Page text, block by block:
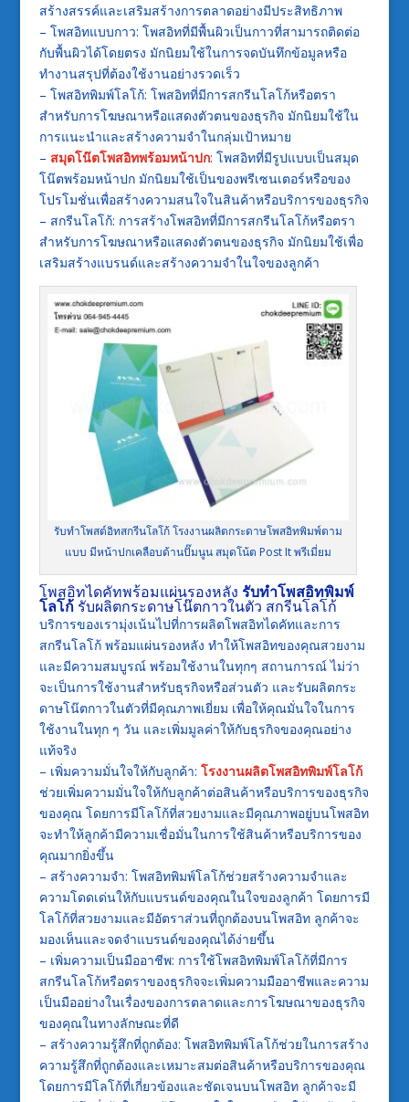
สร้างสรรค์และเสริมสร้างการตลาดอย่างมีประสิทธิภาพ
– โพสอิทแบบกาว: โพสอิทที่มีพื้นผิวเป็นกาวที่สามารถติดต่อ
กับพื้นผิวได้โดยตรง มักนิยมใช้ในการจดบันทึกข้อมูลหรือ
ทำงานสรุปที่ต้องใช้งานอย่างรวดเร็ว
– โพสอิทพิมพ์โลโก้: โพสอิทที่มีการสกรีนโลโก้หรือตรา
สำหรับการโฆษณาหรือแสดงตัวตนของธุรกิจ มักนิยมใช้ใน
การแนะนำและสร้างความจำในกลุ่มเป้าหมาย
– สมุดโน๊ตโพสอิทพร้อมหน้าปก: โพสอิทที่มีรูปแบบเป็นสมุด
โน๊ตพร้อมหน้าปก มักนิยมใช้เป็นของพรีเซนเตอร์หรือของ
โปรโมชั่นเพื่อสร้างความสนใจในสินค้าหรือบริการของธุรกิจ
– สกรีนโลโก้: การสร้างโพสอิทที่มีการสกรีนโลโก้หรือตรา
สำหรับการโฆษณาหรือแสดงตัวตนของธุรกิจ มักนิยมใช้เพื่อ
เสริมสร้างแบรนด์และสร้างความจำในใจของลูกค้า
รับทำโพสต์อิทสกรีนโลโก้ โรงงานผลิตกระดาษโพสอิทพิมพ์ตาม
แบบ มีหน้าปกเคลือบด้านปั๊มนูน สมุดโน้ต Post It พรีเมี่ยม
โพสอิทไดคัทพร้อมแผ่นรองหลัง รับทำโพสอิทพิมพ์
โลโก้รับผลิตกระดาษโน๊ตกาวในตัว สกรีนโลโก้
บริการของเรามุ่งเน้นไปที่การผลิตโพสอิทไดคัทและการ
สกรีนโลโก้ พร้อมแผ่นรองหลัง ทำให้โพสอิทของคุณสวยงาม
และมีความสมบูรณ์ พร้อมใช้งานในทุกๆ สถานการณ์ ไม่ว่า
จะเป็นการใช้งานสำหรับธุรกิจหรือส่วนตัว และรับผลิตกระ
ดาษโน๊ตกาวในตัวที่มีคุณภาพเยี่ยม เพื่อให้คุณมั่นใจในการ
ใช้งานในทุก ๆ วัน และเพิ่มมูลค่าให้กับธุรกิจของคุณอย่าง
แท้จริง
– เพิ่มความมั่นใจให้กับลูกค้า: โรงงานผลิตโพสอิทพิมพ์โลโก้
ช่วยเพิ่มความมั่นใจให้กับลูกค้าต่อสินค้าหรือบริการของธุรกิจ
ของคุณ โดยการมีโลโก้ที่สวยงามและมีคุณภาพอยู่บนโพสอิท
จะทำให้ลูกค้ามีความเชื่อมั่นในการใช้สินค้าหรือบริการของ
คุณมากยิ่งขึ้น
– สร้างความจำ: โพสอิทพิมพ์โลโก้ช่วยสร้างความจำและ
ความโดดเด่นให้กับแบรนด์ของคุณในใจของลูกค้า โดยการมี
โลโก้ที่สวยงามและมีอัตราส่วนที่ถูกต้องบนโพสอิท ลูกค้าจะ
มองเห็นและจดจำแบรนด์ของคุณได้ง่ายขึ้น
– เพิ่มความเป็นมืออาชีพ: การใช้โพสอิทพิมพ์โลโก้ที่มีการ
สกรีนโลโก้หรือตราของธุรกิจจะเพิ่มความมืออาชีพและความ
เป็นมืออย่างในเรื่องของการตลาดและการโฆษณาของธุรกิจ
ของคุณในทางลักษณะที่ดี
– สร้างความรู้สึกที่ถูกต้อง: โพสอิทพิมพ์โลโก้ช่วยในการสร้าง
ความรู้สึกที่ถูกต้องและเหมาะสมต่อสินค้าหรือบริการของคุณ
โดยการมีโลโก้ที่เกี่ยวข้องและชัดเจนบนโพสอิท ลูกค้าจะมี